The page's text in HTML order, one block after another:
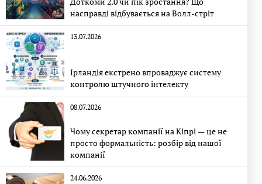
насправді відбувається на Волл-стріт
13.07.2026
Ірландія екстрено впроваджує систему
контролю штучного інтелекту
08.07.2026
Чому секретар компанії на Кіпрі — це не
просто формальність: розбір від нашої
компанії
24.06.2026